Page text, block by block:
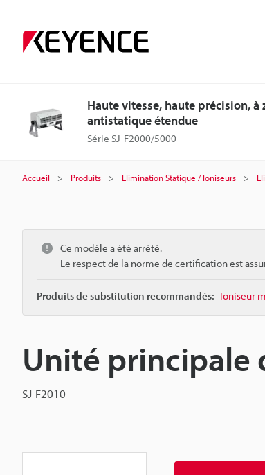
Haute vitesse, haute précision, à
antistatique étendue
Série SJ-F2000/5000
Accueil Produits Elimination Statique / Ioniseurs
Ce modèle a été arrêté.
Le respect de la norme de certification est
Produits de substitution recommandés: Ioniseur
Unité principale
SJ-F2010